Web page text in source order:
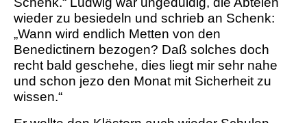
wieder zu besiedeln und schrieb an Schenk:
„Wann wird endlich Metten von den
Benedictinern bezogen? Daß solches doch
recht bald geschehe, dies liegt mir sehr nahe
und schon jezo den Monat mit Sicherheit zu
wissen.“